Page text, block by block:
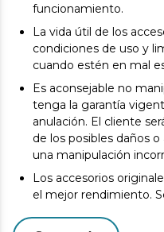
funcionamiento.
La vida útil de los
condiciones de uso y
cuando estén en mal
Es aconsejable no
tenga la garantía
anulación. El cliente
de los posibles daños
una manipulación
Los accesorios
el mejor rendimiento.